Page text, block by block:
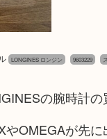
LONGINES ロンジン 9603229
の腕時計の
OMEGAが先